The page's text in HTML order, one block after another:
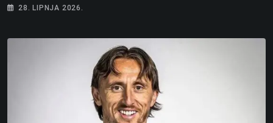
28. LIPNJA 2026.